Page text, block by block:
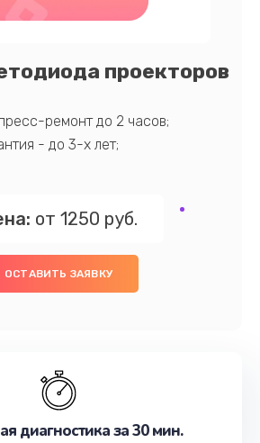
проекторов
ремонт до 2 часов;
- до 3-х лет;
от 1250 руб.
ОСТАВИТЬ ЗАЯВКУ
диагностика за 30 мин.